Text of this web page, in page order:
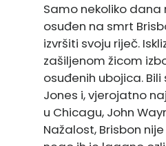
Samo nekoliko dana
osuđen na smrt
izvršiti svoju riječ.
zašiljenom žicom
osuđenih ubojica.
Jones i, vjerojatno
u Chicagu, John
Nažalost, Brisbon